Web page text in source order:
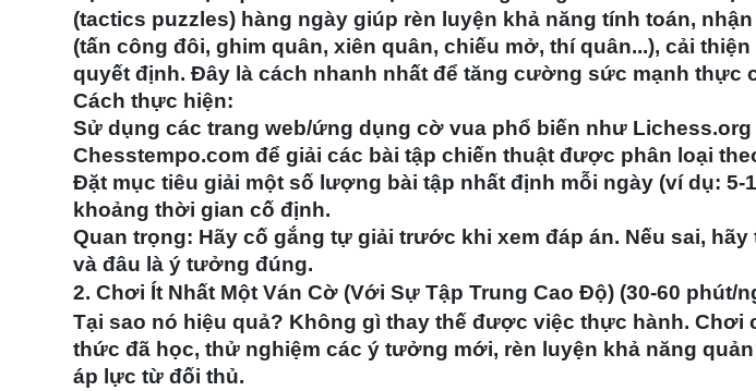
(tactics puzzles) hàng ngày giúp rèn luyện khả năng tính toán,
(tấn công đôi, ghim quân, xiên quân, chiếu mở, thí quân...), cải
quyết định. Đây là cách nhanh nhất để tăng cường sức mạnh thực
Cách thực hiện:
Sử dụng các trang web/ứng dụng cờ vua phổ biến như Lichess.org
Chesstempo.com để giải các bài tập chiến thuật được phân loại
Đặt mục tiêu giải một số lượng bài tập nhất định mỗi ngày (ví dụ: 5-
khoảng thời gian cố định.
Quan trọng: Hãy cố gắng tự giải trước khi xem đáp án. Nếu sai,
và đâu là ý tưởng đúng.
2. Chơi Ít Nhất Một Ván Cờ (Với Sự Tập Trung Cao Độ) (30-60 phút/
Tại sao nó hiệu quả? Không gì thay thế được việc thực hành. Chơi
thức đã học, thử nghiệm các ý tưởng mới, rèn luyện khả năng
áp lực từ đối thủ.